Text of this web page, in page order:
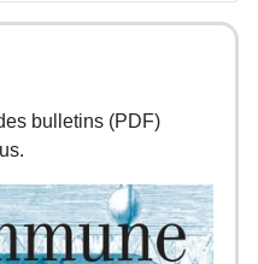
bulletins (PDF)